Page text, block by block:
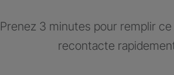
Prenez 3 minutes pour remplir
recontacte